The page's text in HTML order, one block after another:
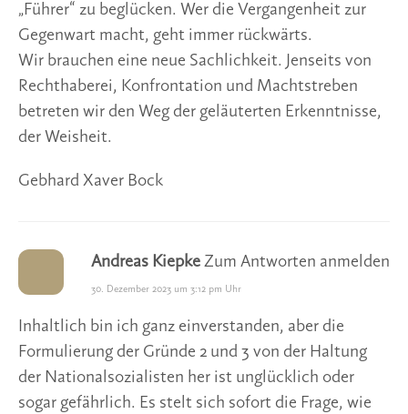
„Führer“ zu beglücken. Wer die Vergangenheit zur
Gegenwart macht, geht immer rückwärts.
Wir brauchen eine neue Sachlichkeit. Jenseits von
Rechthaberei, Konfrontation und Machtstreben
betreten wir den Weg der geläuterten Erkenntnisse,
der Weisheit.
Gebhard Xaver Bock
Andreas Kiepke
30. Dezember 2023 um 3:12 pm Uhr
Inhaltlich bin ich ganz einverstanden, aber die
Formulierung der Gründe 2 und 3 von der Haltung
der Nationalsozialisten her ist unglücklich oder
sogar gefährlich. Es stelt sich sofort die Frage, wie
Zum Antworten anmelden